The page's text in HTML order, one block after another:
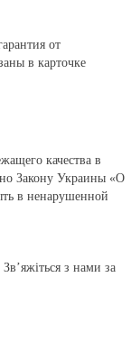
от
в карточке
качества в
Закону Украины «О
в ненарушенной
з нами за